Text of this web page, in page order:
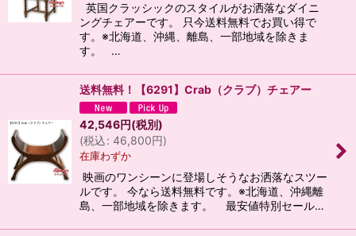
英国クラッシックのスタイルがお洒落なダイニ
ングチェアーです。 只今送料無料でお買い得で
す。※北海道、沖縄、離島、一部地域を除きま
す。 …
送料無料！【6291】Crab（クラブ）チェアー
42,546円(税別)
(税込: 46,800円)
在庫わずか
映画のワンシーンに登場しそうなお洒落なスツー
ルです。 今なら送料無料です。※北海道、沖縄離
島、一部地域を除きます。 最安値特別セール…